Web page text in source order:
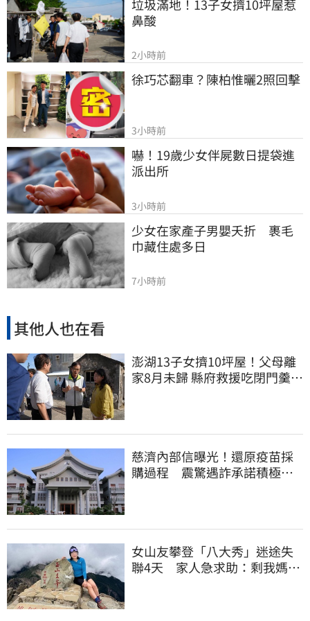
垃圾滿地！13子女擠10坪屋惹
鼻酸
2小時前
徐巧芯翻車？陳柏惟曬2照回擊
3小時前
嚇！19歲少女伴屍數日提袋進
派出所
3小時前
少女在家產子男嬰夭折　裹毛
巾藏住處多日
7小時前
其他人也在看
澎湖13子女擠10坪屋！父母離
家8月未歸 縣府救援吃閉門羹原
慈濟內部信曝光！還原疫苗採
購過程 震驚遇詐承諾積極追
女山友攀登「八大秀」迷途失
聯4天 家人急求助：剩我媽還